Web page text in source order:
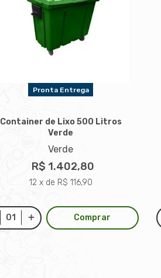
Pronta Entrega
Container de Lixo 500 Litros
Verde
Verde
R$ 1.402,80
12 x de R$ 116,90
Comprar